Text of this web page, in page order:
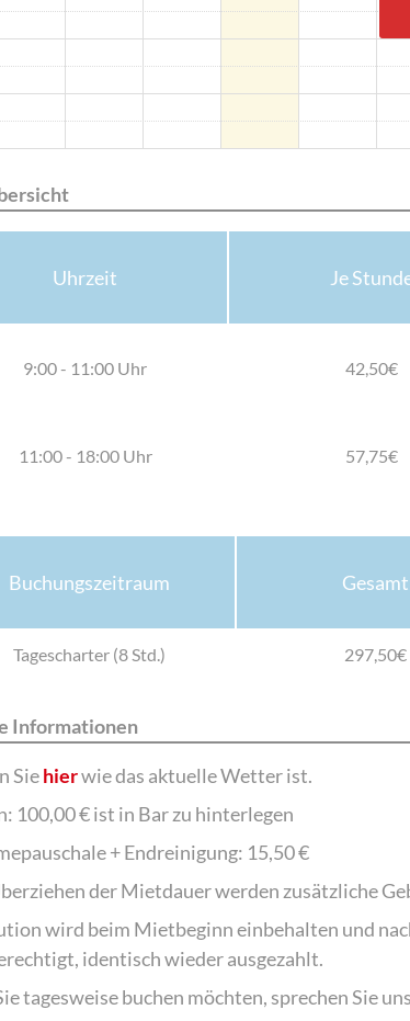
Uhrzeit Je
9:00 - 11:00 Uhr 42,50€
11:00 - 18:00 Uhr 57,75€
Buchungszeitraum Gesamt
Tagescharter (8 Std.) 297,50€
Informationen
Siehierwie das aktuelle Wetter ist.
100,00 € ist in Bar zu hinterlegen
+ Endreinigung: 15,50 €
der Mietdauer werden zusätzliche
wird beim Mietbeginn einbehalten und
identisch wieder ausgezahlt.
tagesweise buchen möchten, sprechen Sie